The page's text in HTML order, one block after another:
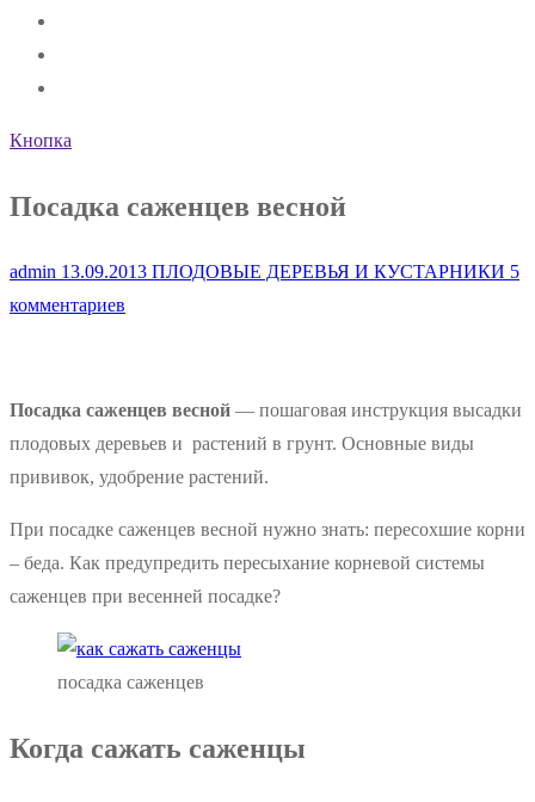
Кнопка
Посадка саженцев весной
admin 13.09.2013 ПЛОДОВЫЕ ДЕРЕВЬЯ И КУСТАРНИКИ 5
комментариев
Посадка саженцев весной — пошаговая инструкция высадки
плодовых деревьев и растений в грунт. Основные виды
прививок, удобрение растений.
При посадке саженцев весной нужно знать: пересохшие корни
– беда. Как предупредить пересыхание корневой системы
саженцев при весенней посадке?
посадка саженцев
Когда сажать саженцы